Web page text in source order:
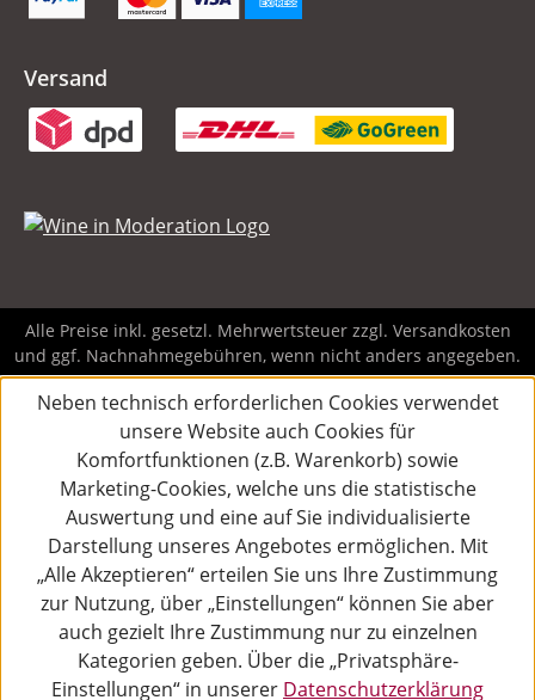
Versand
Alle Preise inkl. gesetzl. Mehrwertsteuer zzgl. Versandkosten
und ggf. Nachnahmegebühren, wenn nicht anders angegeben.
Neben technisch erforderlichen Cookies verwendet
unsere Website auch Cookies für
Komfortfunktionen (z.B. Warenkorb) sowie
Marketing-Cookies, welche uns die statistische
Auswertung und eine auf Sie individualisierte
Darstellung unseres Angebotes ermöglichen. Mit
„Alle Akzeptieren“ erteilen Sie uns Ihre Zustimmung
zur Nutzung, über „Einstellungen“ können Sie aber
auch gezielt Ihre Zustimmung nur zu einzelnen
Kategorien geben. Über die „Privatsphäre-
Einstellungen“ in unserer Datenschutzerklärung